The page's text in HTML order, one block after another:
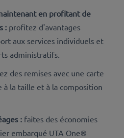
en profitant de
: profitez d'avantages
aux services individuels et
administratifs.
des remises avec une carte
à la taille et à la composition
: faites des économies
embarqué UTA One®